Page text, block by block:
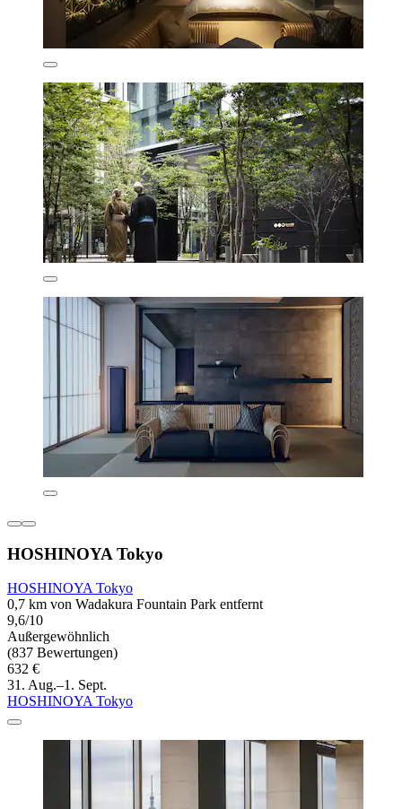
HOSHINOYA Tokyo
HOSHINOYA Tokyo
0,7 km von Wadakura Fountain Park entfernt
9,6/10
Außergewöhnlich
(837 Bewertungen)
632 €
31. Aug.–1. Sept.
HOSHINOYA Tokyo